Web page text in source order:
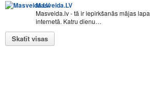
Masveida.LV
Masveida.lv - tā ir iepirkšanās mājas lapa
internetā. Katru dienu…
Skatīt visas